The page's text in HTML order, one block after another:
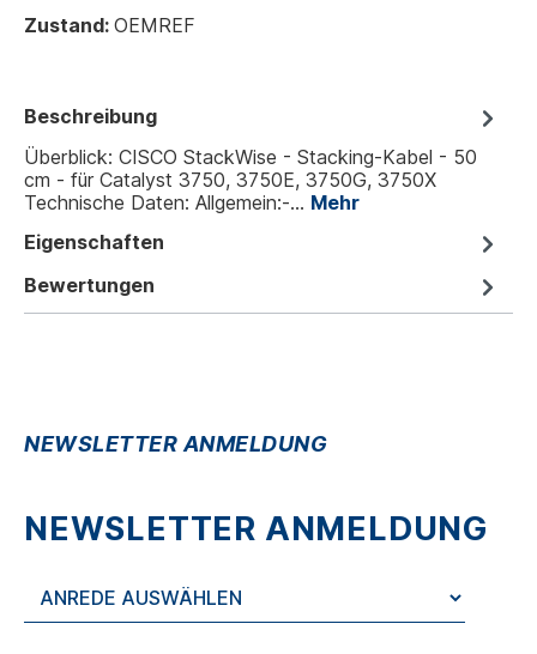
Zustand: OEMREF
Beschreibung
Überblick: CISCO StackWise - Stacking-Kabel - 50
cm - für Catalyst 3750, 3750E, 3750G, 3750X
Technische Daten: Allgemein:-… Mehr
Eigenschaften
Bewertungen
NEWSLETTER ANMELDUNG
NEWSLETTER ANMELDUNG